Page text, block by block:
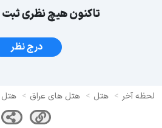
تاکنون هیچ نظری
درج نظر
لحظه آخر هتل هتل های عراق